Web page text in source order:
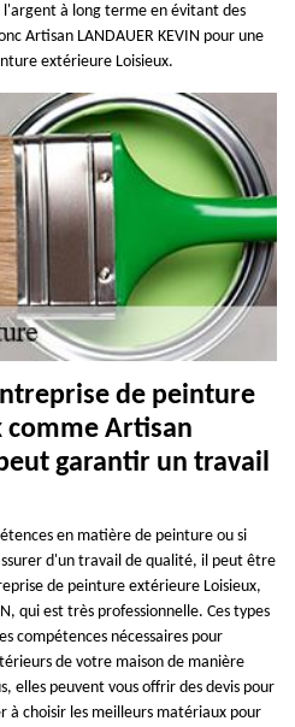
à long terme en évitant des
Artisan LANDAUER KEVIN pour une
extérieure Loisieux.
de peinture
comme Artisan
garantir un travail
en matière de peinture ou si
d'un travail de qualité, il peut être
de peinture extérieure Loisieux,
qui est très professionnelle. Ces types
compétences nécessaires pour
de votre maison de manière
elles peuvent vous offrir des devis pour
à choisir les meilleurs matériaux pour